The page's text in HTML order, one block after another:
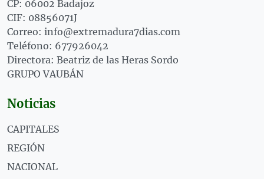
CP: 06002 Badajoz
CIF: 08856071J
Correo: info@extremadura7dias.com
Teléfono: 677926042
Directora: Beatriz de las Heras Sordo
GRUPO VAUBÁN
Noticias
CAPITALES
REGIÓN
NACIONAL